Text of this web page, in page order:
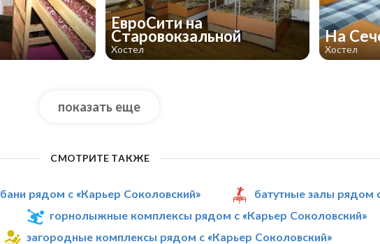
ЕвроСити на
Старовокзальной
Хостел
На
Хостел
показать еще
СМОТРИТЕ ТАКЖЕ
бани рядом с «Карьер Соколовский»
батутные залы рядом
горнолыжные комплексы рядом с «Карьер Соколовский»
загородные комплексы рядом с «Карьер Соколовский»